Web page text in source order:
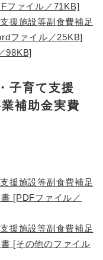
ファイル／71KB]
援施設等副食費補足
ファイル／25KB]
98KB]
子育て支援
補助金実費
援施設等副食費補足
[PDFファイル／
援施設等副食費補足
[その他のファイル